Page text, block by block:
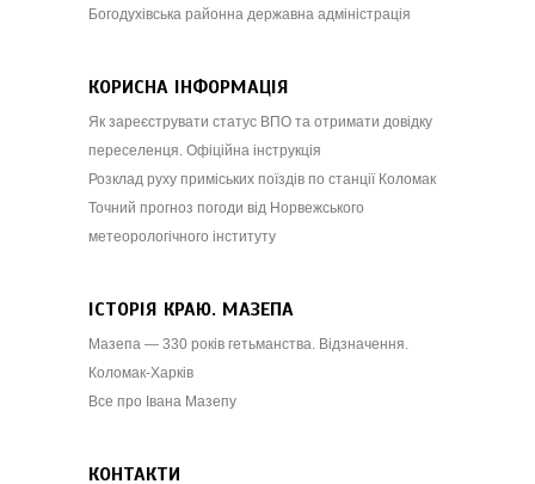
Богодухівська районна державна адміністрація
КОРИСНА ІНФОРМАЦІЯ
Як зареєструвати статус ВПО та отримати довідку
переселенця. Офіційна інструкція
Розклад руху приміських поїздів по станції Коломак
Точний прогноз погоди від Норвежського
метеорологічного інституту
ІСТОРІЯ КРАЮ. МАЗЕПА
Мазепа — 330 років гетьманства. Відзначення.
Коломак-Харків
Все про Івана Мазепу
КОНТАКТИ